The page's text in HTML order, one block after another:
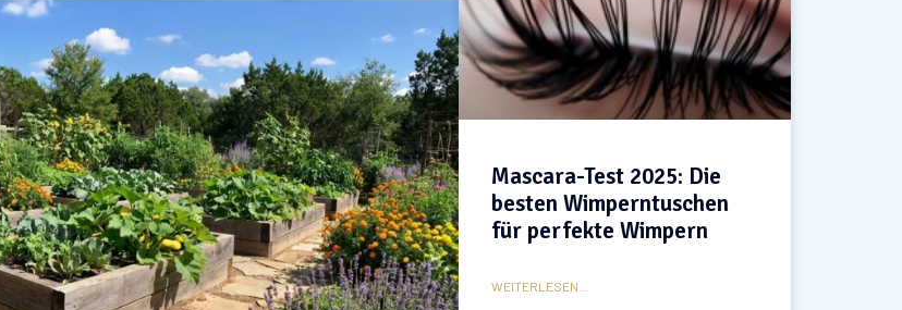
Mascara-Test 2025: Die
besten Wimperntuschen
für perfekte Wimpern
WEITERLESEN...